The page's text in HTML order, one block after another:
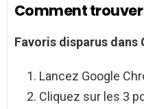
Comment trouver
Favoris disparus dans
Lancez Google
Cliquez sur les 3